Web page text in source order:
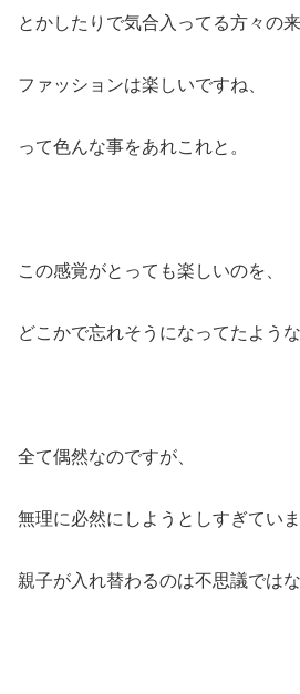
とかしたりで気合入ってる方々の
ファッションは楽しいですね、
って色んな事をあれこれと。
この感覚がとっても楽しいのを、
どこかで忘れそうになってたような
全て偶然なのですが、
無理に必然にしようとしすぎていま
親子が入れ替わるのは不思議ではな